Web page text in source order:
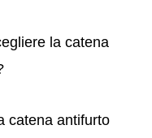
la catena
catena antifurto